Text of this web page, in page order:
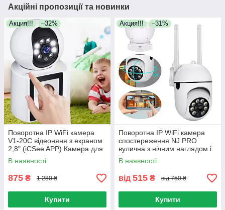
Акційні пропозиції та новинки
Акция!!! –32%
Поворотна IP WiFi камера
V1-20C відеоняня з екраном
2,8" (iCSee APP) Камера для
спостереження
В наявності
875 ₴ 1 280 ₴
Купити
Акция!!! –31%
Поворотна IP WiFi камера
спостереження NJ PRO
вулична з нічним наглядом і
датчиком руху iCam 365
В наявності
від 515 ₴ від 750 ₴
Купити